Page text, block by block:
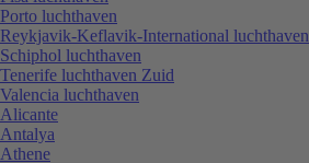
Porto luchthaven
Reykjavik-Keflavik-International luchthaven
Schiphol luchthaven
Tenerife luchthaven Zuid
Valencia luchthaven
Alicante
Antalya
Athene